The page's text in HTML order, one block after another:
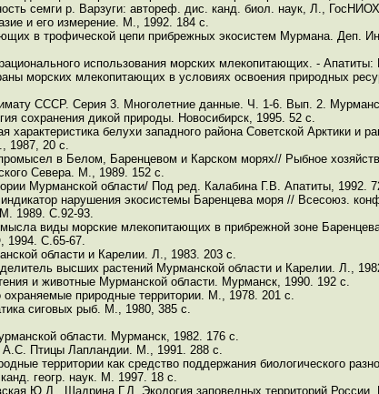
семги р. Варзуги: автореф. дис. канд. биол. наук, Л.,
и его измерение. М., 1992. 184 с.
в трофической цепи прибрежных экосистем Мурмана. Деп.
использования морских млекопитающих. -
морских млекопитающих в условиях освоения природных
СССР. Серия 3. Многолетние данные. Ч. 1-6. Вып. 2.
сохранения дикой природы. Новосибирск, 1995. 52 с.
характеристика белухи западного района Советской Арктики и
1987, 20 с.
в Белом, Баренцевом и Карском морях// Рыбное
Севера. М., 1989. 152 с.
Мурманской области/ Под ред. Калабина Г.В. Апатиты, 1992.
нарушения экосистемы Баренцева моря // Всесоюз.
1989. С.92-93.
виды морские млекопитающих в прибрежной зоне
1994. С.65-67.
области и Карелии. Л., 1983. 203 с.
высших растений Мурманской области и Карелии. Л.,
и животные Мурманской области. Мурманск, 1990. 192 с.
природные территории. М., 1978. 201 с.
сиговых рыб. М., 1980, 385 с.
области. Мурманск, 1982. 176 с.
Птицы Лапландии. М., 1991. 288 с.
территории как средство поддержания биологического
геогр. наук. М. 1997. 18 с.
Ю.Д., Шадрина Г.Д. Экология заповедных территорий